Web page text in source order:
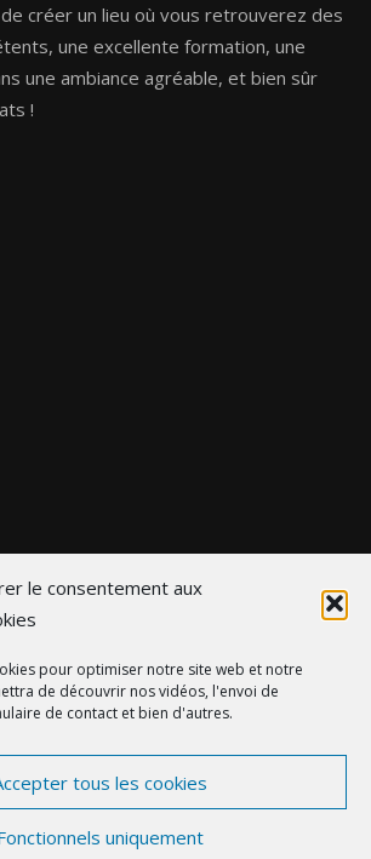
le consentement aux
pour optimiser notre site web et notre
de découvrir nos vidéos, l'envoi de
de contact et bien d'autres.
tous les cookies
uniquement
créer un lieu où vous retrouverez des
une excellente formation, une
une ambiance agréable, et bien sûr
!
la cote d’Amour, 44600 Saint-Nazaire